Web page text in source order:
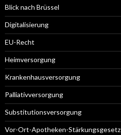
Blick nach Brüssel
Digitalisierung
EU-Recht
Heimversorgung
Krankenhausversorgung
Palliativversorgung
Substitutionsversorgung
Vor-Ort-Apotheken-Stärkungsgesetz